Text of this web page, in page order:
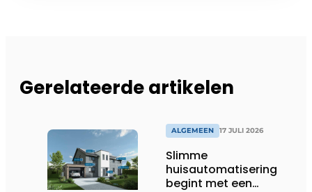
Gerelateerde artikelen
ALGEMEEN 17 JULI 2026
Slimme
huisautomatisering
begint met een